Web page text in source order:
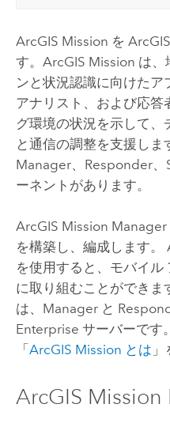
ArcGIS Mission を
す。 ArcGIS Mission は、
ンと状況認識に向けたア
アナリスト、および応答
グ環境の状況を示して、
と通信の調整を支援しま
Manager、 Responder、
ーネントがあります。
ArcGIS Mission Manager
を構築し、編成します。
を使用すると、モバイル
に取り組むことができま
は、 Managerと
Enterprise サーバーです
「 ArcGIS Mission とは
ArcGIS